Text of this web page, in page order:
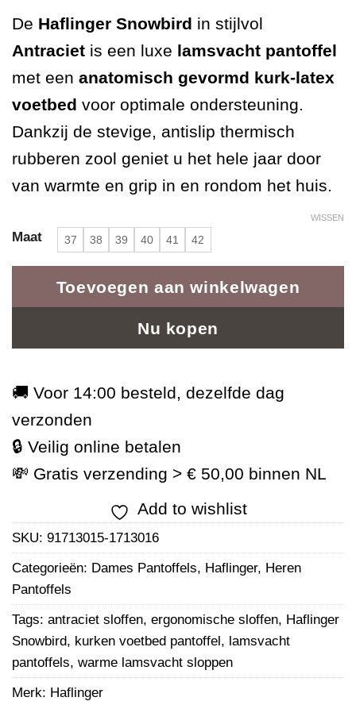
De Haflinger Snowbird in stijlvol
Antraciet is een luxe lamsvacht pantoffel
met een anatomisch gevormd kurk-latex
voetbed voor optimale ondersteuning.
Dankzij de stevige, antislip thermisch
rubberen zool geniet u het hele jaar door
van warmte en grip in en rondom het huis.
Maat 37 38 39 40 41 42
WISSEN
Toevoegen aan winkelwagen
Nu kopen
🚚 Voor 14:00 besteld, dezelfde dag
verzonden
🔒 Veilig online betalen
💸 Gratis verzending > € 50,00 binnen NL
Add to wishlist
SKU: 91713015-1713016
Categorieën: Dames Pantoffels, Haflinger, Heren
Pantoffels
Tags: antraciet sloffen, ergonomische sloffen, Haflinger
Snowbird, kurken voetbed pantoffel, lamsvacht
pantoffels, warme lamsvacht sloppen
Merk: Haflinger